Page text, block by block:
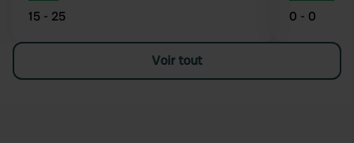
15 - 25 0 - 0
Voir tout